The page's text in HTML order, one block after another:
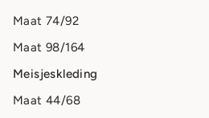
Maat 74/92
Maat 98/164
Meisjeskleding
Maat 44/68